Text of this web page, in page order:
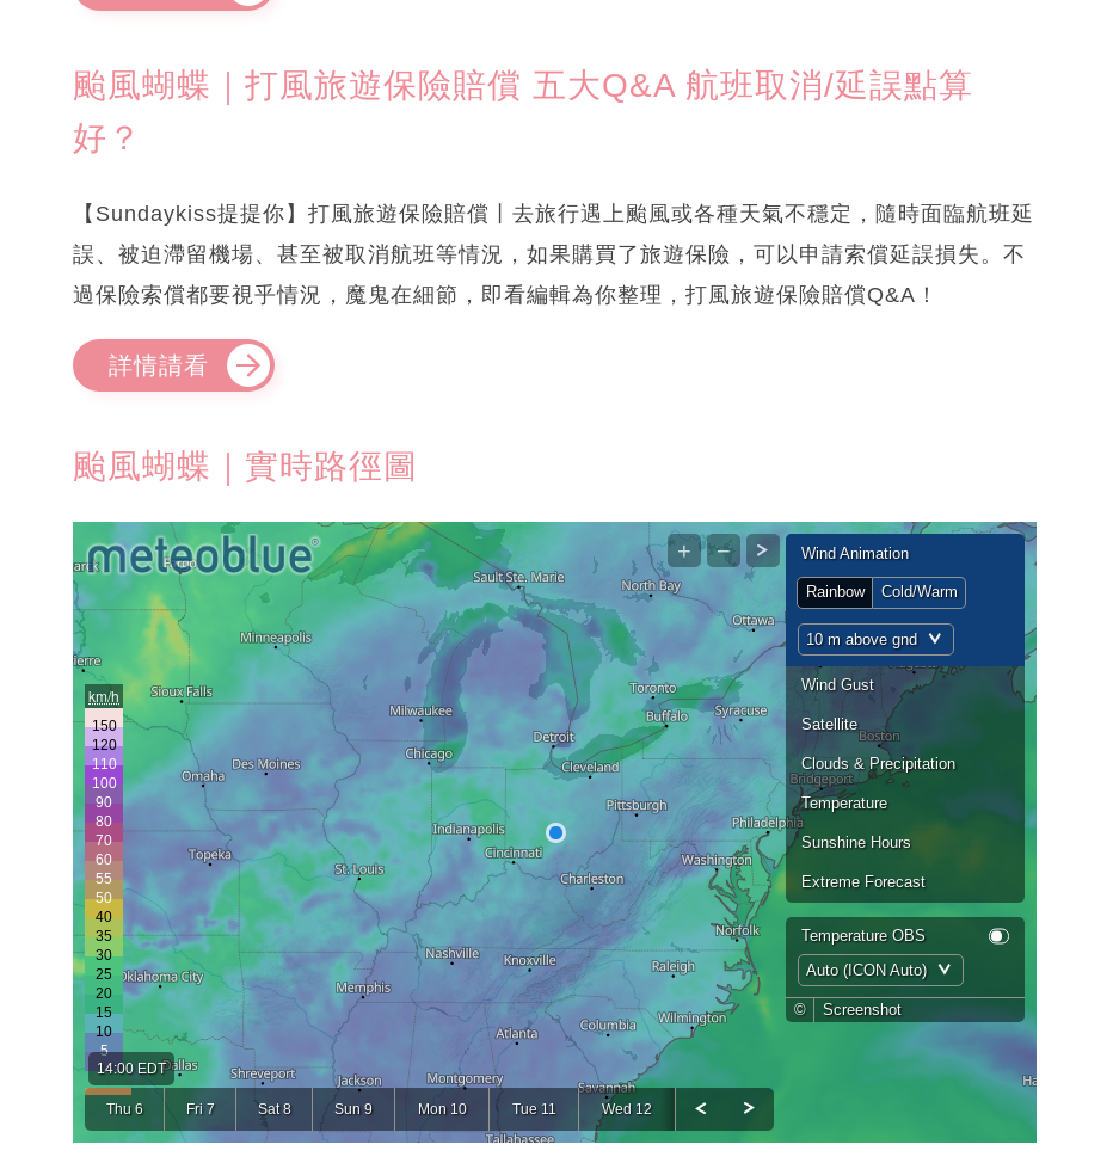
颱風蝴蝶｜打風旅遊保險賠償 五大Q&A 航班取消/延誤點算
好？
【Sundaykiss提提你】打風旅遊保險賠償丨去旅行遇上颱風或各種天氣不穩定，隨時面臨航班延
誤、被迫滯留機場、甚至被取消航班等情況，如果購買了旅遊保險，可以申請索償延誤損失。不
過保險索償都要視乎情況，魔鬼在細節，即看編輯為你整理，打風旅遊保險賠償Q&A！
詳情請看
颱風蝴蝶｜實時路徑圖